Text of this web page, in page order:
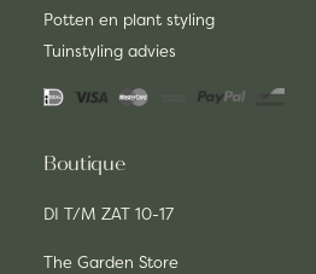
Potten en plant styling
Tuinstyling advies
Boutique
DI T/M ZAT 10-17
The Garden Store